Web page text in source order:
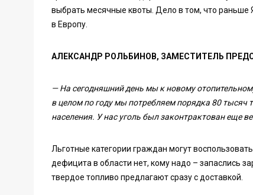
выбрать месячные квоты. Дело в том, что раньше
в Европу.
АЛЕКСАНДР РОЛЬБИНОВ, ЗАМЕСТИТЕЛЬ
— На сегодняшний день мы к новому
в целом по году мы потребляем порядка 80 тысяч
населения. У нас уголь был законтрактован еще
Льготные категории граждан могут
дефицита в области нет, кому надо – запаслись
твердое топливо предлагают сразу с доставкой.